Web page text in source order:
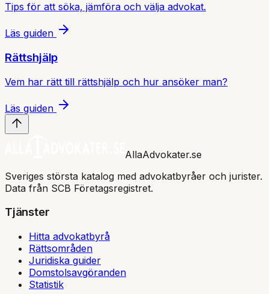
Tips för att söka, jämföra och välja advokat.
Läs guiden
Rättshjälp
Vem har rätt till rättshjälp och hur ansöker man?
Läs guiden
AllaAdvokater.se
Sveriges största katalog med advokatbyråer och jurister.
Data från SCB Företagsregistret.
Tjänster
Hitta advokatbyrå
Rättsområden
Juridiska guider
Domstolsavgöranden
Statistik